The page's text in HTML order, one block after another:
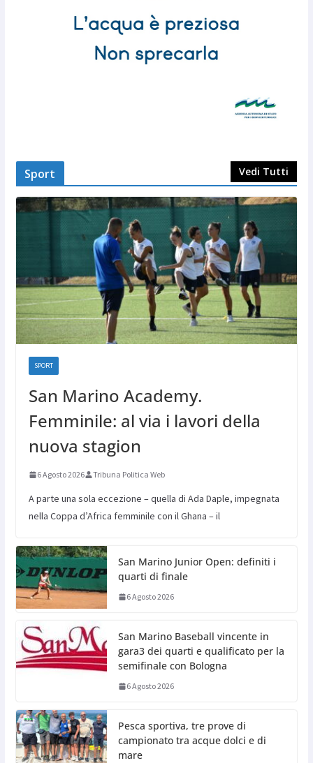
Sport Vedi Tutti
SPORT
San Marino Academy.
Femminile: al via i lavori della
nuova stagion
6 Agosto 2026 Tribuna Politica Web
A parte una sola eccezione – quella di Ada Daple, impegnata
nella Coppa d’Africa femminile con il Ghana – il
San Marino Junior Open: definiti i
quarti di finale
6 Agosto 2026
San Marino Baseball vincente in
gara3 dei quarti e qualificato per la
semifinale con Bologna
6 Agosto 2026
Pesca sportiva, tre prove di
campionato tra acque dolci e di
mare